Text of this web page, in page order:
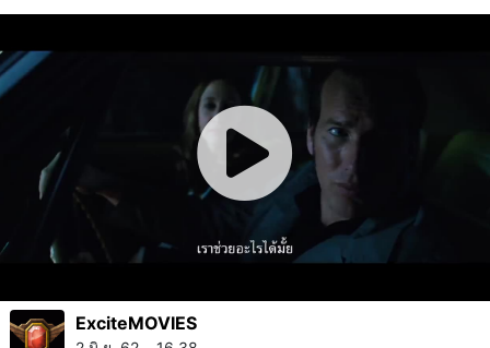
ExciteMOVIES